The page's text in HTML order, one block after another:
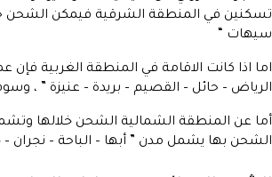
تسكنين في المنطقة الشرقية فيمكن الشحن
سيهات “
اما اذا كانت الاقامة في المنطقة الغربية
الرياض – حائل – القصيم – بريدة – عنيزة ”
أما عن المنطقة الشمالية الشحن خلالها
الشحن بها يشمل مدن ” أبها – الباحة –